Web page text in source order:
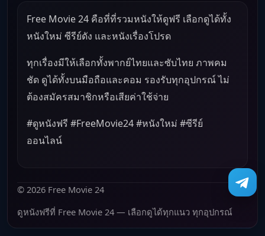
Free Movie 24 คือที่ที่รวมหนังให้ดูฟรี เลือกดูได้ทั้ง
หนังใหม่ ซีรีย์ดัง และหนังเรื่องโปรด
ทุกเรื่องมีให้เลือกทั้งพากย์ไทยและซับไทย ภาพคม
ชัด ดูได้ทั้งบนมือถือและคอม รองรับทุกอุปกรณ์ ไม่
ต้องสมัครสมาชิกหรือเสียค่าใช้จ่าย
#ดูหนังฟรี #FreeMovie24 #หนังใหม่ #ซีรีย์
ออนไลน์
© 2026 Free Movie 24
ดูหนังฟรีที่ Free Movie 24 — เลือกดูได้ทุกแนว ทุกอุปกรณ์